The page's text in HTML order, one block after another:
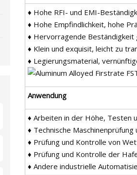
♦ Hohe RFI- und EMI-
♦ Hohe Empfindlichkeit, hohe
♦ Hervorragende Beständigkeit
♦ Klein und exquisit, leicht zu
♦ Legierungsmaterial,
Anwendung
♦ Arbeiten in der Höhe, Testen
♦ Technische
♦ Prüfung und Kontrolle von
♦ Prüfung und Kontrolle der
♦ Andere industrielle